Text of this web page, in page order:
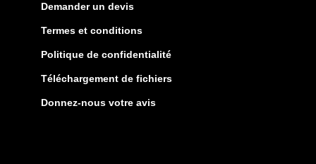
Demander un devis
Termes et conditions
Politique de confidentialité
Téléchargement de fichiers
Donnez-nous votre avis